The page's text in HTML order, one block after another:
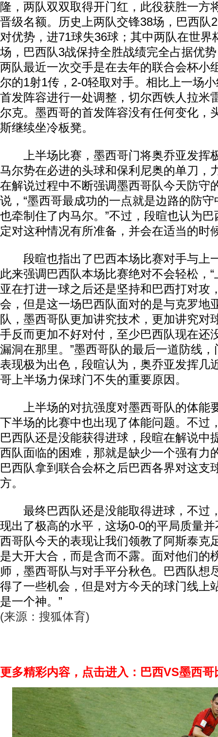
隆，两队双双取得开门红，此役获胜一方
晋级名额。历史上两队交锋38场，巴西队
对优势，进71球失36球；其中两队在世界
场，巴西队3战保持全胜战绩完全占据优
两队最近一次交手是在去年的联合会杯小
尔的1射1传，2-0轻取对手。相比上一场
首发阵容进行一处调整，切尔西铁人拉米
尔克。墨西哥的首发阵容没有任何变化，
斯继续坐冷板凳。
上半场比赛，墨西哥门将奥乔亚发挥
马尔势在必进的头球和保利尼奥的单刀，
在解说过程中不断强调墨西哥队今天防守
说，“墨西哥最成功的一点就是边路的防
也牵制住了内马尔。”不过，段暄也认为
定对这种情况有所准备，并会在适当的时
段暄也指出了巴西本场比赛对手与上
此来强调巴西队本场比赛绝对不会轻松，
亚在打进一球之后还是坚持和巴西打对攻
会，但是这一场巴西队面对的是与克罗地
队，墨西哥队更加讲究技术，更加讲究对
手反而更加不好对付，至少巴西队现在还
漏洞在那里。”墨西哥队的最后一道防线
表现极为出色，段暄认为，奥乔亚发挥几
哥上半场力保球门不失的重要原因。
上半场的对抗强度对墨西哥队的体能
下半场的比赛中也出现了体能问题。不过
巴西队还是没能获得进球，段暄在解说中
西队面临的困难，那就是缺少一个强有力
巴西队拿到联合会杯之后巴西各界对这支
方。
最终巴西队还是没能取得进球，不过
现出了极高的水平，这场0-0的平局质量并
西哥队今天的表现让我们领教了阿斯泰克
是大开大合，而是含而不露。面对他们的
师，墨西哥队与对手平分秋色。巴西队想
得了一些机会，但是对方今天的球门线上
是一个神。”
(来源：搜狐体育)
更多精彩内容，点击进入：巴西VS墨西哥